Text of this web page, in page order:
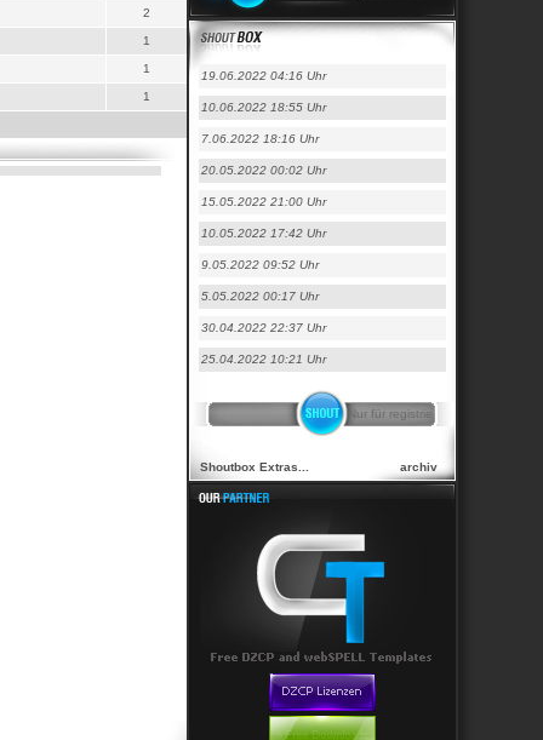
2
1
1
1
19.06.2022 04:16 Uhr
10.06.2022 18:55 Uhr
7.06.2022 18:16 Uhr
20.05.2022 00:02 Uhr
15.05.2022 21:00 Uhr
10.05.2022 17:42 Uhr
9.05.2022 09:52 Uhr
5.05.2022 00:17 Uhr
30.04.2022 22:37 Uhr
25.04.2022 10:21 Uhr
Shoutbox Extras... archiv